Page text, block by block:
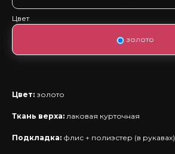
Цвет
золото
Цвет: золото
Ткань верха: лаковая курточная
Подкладка: флис + полиэстер (в рукавах)